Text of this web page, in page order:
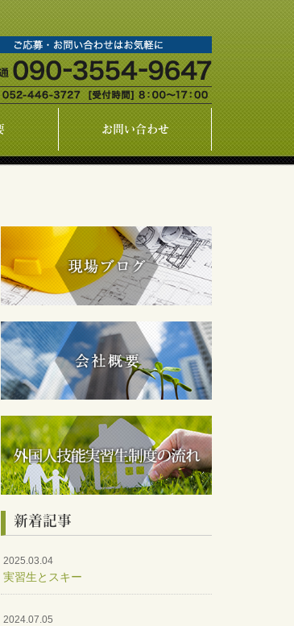
お問い合わせ
新着記事
2025.03.04
実習生とスキー
2024.07.05